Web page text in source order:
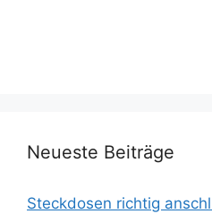
Neueste Beiträge
Steckdosen richtig